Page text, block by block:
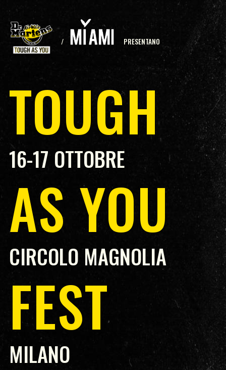
/ PRESENTANO
TOUGH
16-17 OTTOBRE
AS YOU
CIRCOLO MAGNOLIA
FEST
MILANO